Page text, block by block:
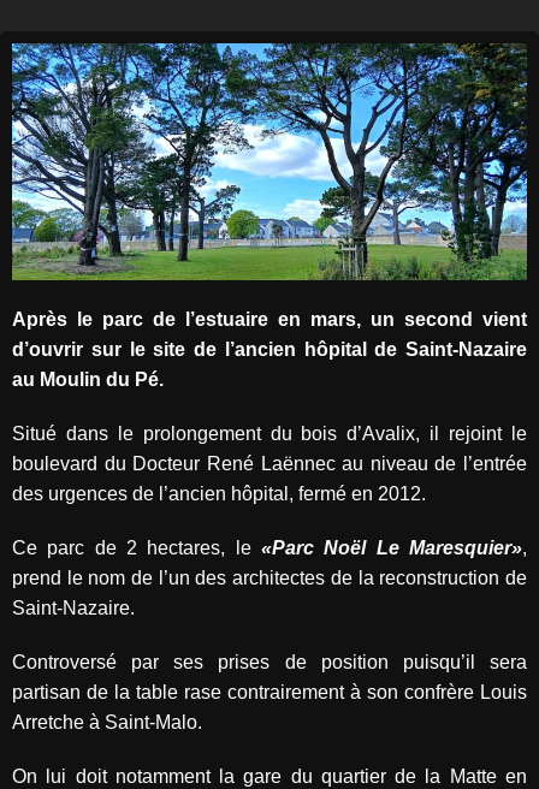
Après le parc de l’estuaire en mars, un second vient
d’ouvrir sur le site de l’ancien hôpital de Saint-Nazaire
au Moulin du Pé.
Situé dans le prolongement du bois d’Avalix, il rejoint le
boulevard du Docteur René Laënnec au niveau de l’entrée
des urgences de l’ancien hôpital, fermé en 2012.
Ce parc de 2 hectares, le «Parc Noël Le Maresquier»,
prend le nom de l’un des architectes de la reconstruction de
Saint-Nazaire.
Controversé par ses prises de position puisqu’il sera
partisan de la table rase contrairement à son confrère Louis
Arretche à Saint-Malo.
On lui doit notamment la gare du quartier de la Matte en